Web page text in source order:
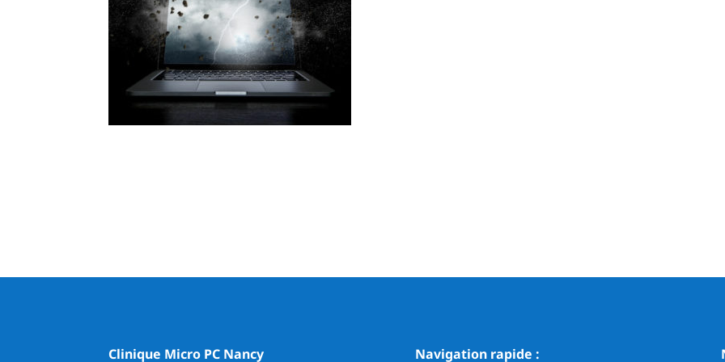
Clinique Micro PC Nancy Navigation rapide :